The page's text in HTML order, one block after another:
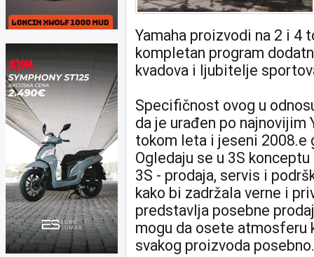
Yamaha proizvodi na 2 i 4
kompletan program
kvadova i ljubitelje
Specifičnost ovog u
da je urađen po najnovijim
tokom leta i jeseni 2008.e
Ogledaju se u 3S
3S - prodaja, servis i
kako bi zadržala verne i
predstavlja posebne
mogu da osete atmosferu
svakog proizvoda posebno.